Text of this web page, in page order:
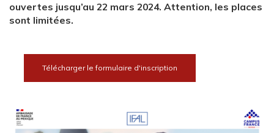
ouvertes jusqu’au 22 mars 2024. Attention, les places
sont limitées.
Télécharger le formulaire d'inscription